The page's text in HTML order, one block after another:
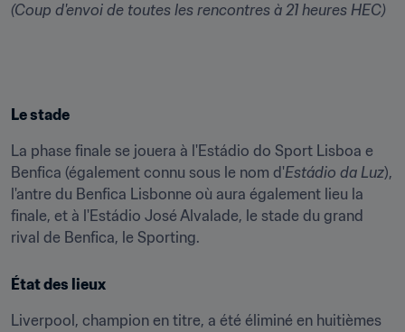
(Coup d'envoi de toutes les rencontres à 21 heures HEC)
Le stade
La phase finale se jouera à l'Estádio do Sport Lisboa e
Benfica (également connu sous le nom d'Estádio da Luz),
l'antre du Benfica Lisbonne où aura également lieu la
finale, et à l'Estádio José Alvalade, le stade du grand
rival de Benfica, le Sporting.
État des lieux
Liverpool, champion en titre, a été éliminé en huitièmes